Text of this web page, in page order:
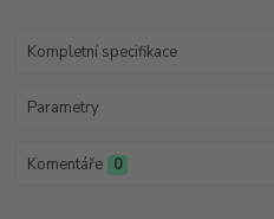
Kompletní specifikace
Parametry
Komentáře 0